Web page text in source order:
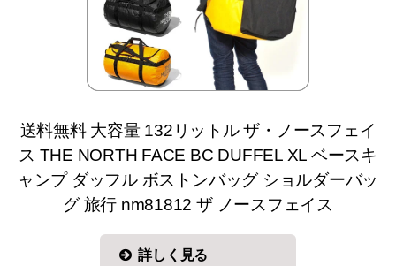
送料無料 大容量 132リットル ザ・ノースフェイ
ス THE NORTH FACE BC DUFFEL XL ベースキ
ャンプ ダッフル ボストンバッグ ショルダーバッ
グ 旅行 nm81812 ザ ノースフェイス
詳しく見る